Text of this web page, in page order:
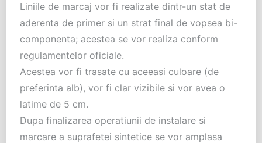
Liniile de marcaj vor fi realizate dintr-un stat de
aderenta de primer si un strat final de vopsea bi-
componenta; acestea se vor realiza conform
regulamentelor oficiale.
Acestea vor fi trasate cu aceeasi culoare (de
preferinta alb), vor fi clar vizibile si vor avea o
latime de 5 cm.
Dupa finalizarea operatiunii de instalare si
marcare a suprafetei sintetice se vor amplasa